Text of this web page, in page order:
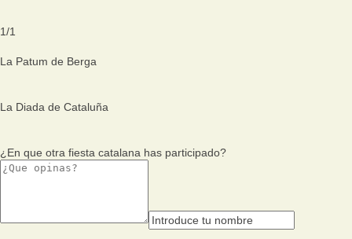
1/1
La Patum de Berga
La Diada de Cataluña
¿En que otra fiesta catalana has participado?